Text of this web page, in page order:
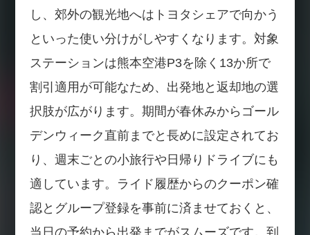
し、郊外の観光地へはトヨタシェアで向かう
といった使い分けがしやすくなります。対象
ステーションは熊本空港P3を除く13か所で
割引適用が可能なため、出発地と返却地の選
択肢が広がります。期間が春休みからゴール
デンウィーク直前までと長めに設定されてお
り、週末ごとの小旅行や日帰りドライブにも
適しています。ライド履歴からのクーポン確
認とグループ登録を事前に済ませておくと、
当日の予約から出発までがスムーズです。到